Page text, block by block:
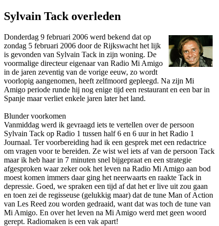
Sylvain Tack overleden
Donderdag 9 februari 2006 werd bekend dat op
zondag 5 februari 2006 door de Rijkswacht het lijk
is gevonden van Sylvain Tack in zijn woning. De
voormalige directeur eigenaar van Radio Mi Amigo
in de jaren zeventig van de vorige eeuw, zo wordt
voorlopig aangenomen, heeft zelfmoord gepleegd. Na zijn Mi
Amigo periode runde hij nog enige tijd een restaurant en een bar in
Spanje maar verliet enkele jaren later het land.
Blunder voorkomen
Vanmiddag werd ik gevraagd iets te vertellen over de persoon
Sylvain Tack op Radio 1 tussen half 6 en 6 uur in het Radio 1
Journaal. Ter voorbereiding had ik een gesprek met een redactrice
om vragen voor te bereiden. Ze wist wel iets af van de persoon Tack
maar ik heb haar in 7 minuten snel bijgepraat en een strategie
afgesproken waar zeker ook het leven na Radio Mi Amigo aan bod
moest komen immers daar ging het neerwaarts en raakte Tack in
depressie. Goed, we spraken een tijd af dat het er live uit zou gaan
en toen zei de regisseuse (gelukkig maar) dat de tune Man of Action
van Les Reed zou worden gedraaid, want dat was toch de tune van
Mi Amigo. En over het leven na Mi Amigo werd met geen woord
gerept. Radiomaken is een vak apart!